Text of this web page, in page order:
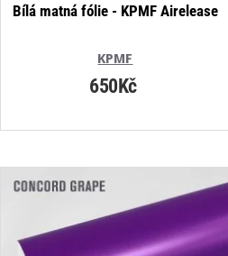
KPMF
Bílá matná fólie - KPMF Airelease
650Kč